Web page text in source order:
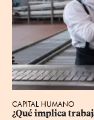
CAPITAL HUMANO
¿Qué implica